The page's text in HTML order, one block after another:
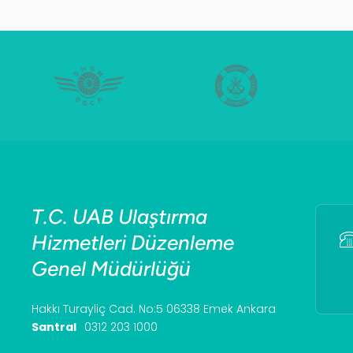
T.C. UAB Ulaştırma
Hizmetleri Düzenleme
Genel Müdürlüğü
Hakkı Turayliç Cad. No:5 06338 Emek Ankara
Santral 0312 203 1000